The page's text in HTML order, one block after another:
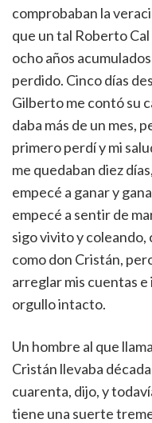
comprobaban la
que un tal Roberto
ocho años
perdido. Cinco días
Gilberto me contó su
daba más de un mes,
primero perdí y mi
me quedaban diez
empecé a ganar y
empecé a sentir de
sigo vivito y
como don Cristán,
arreglar mis cuentas
orgullo intacto.
Un hombre al que
Cristán llevaba
cuarenta, dijo, y
tiene una suerte